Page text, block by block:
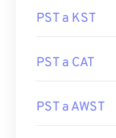
PST a KST
PST a CAT
PST a AWST